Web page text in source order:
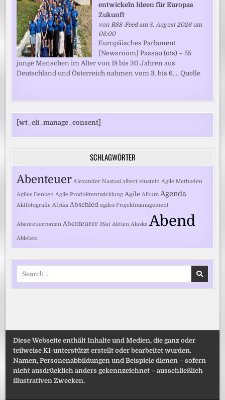
entwickeln Ideen für Europas
Zukunft
vonRSS-Feedam 8. August 2026 um
03:00
Europäisches Parlament
[Newsroom] Passau (ots) – 55
junge Menschen im Alter von 18 bis 30 Jahren aus
Deutschland und Österreich nahmen vom 3. bis 6.... Quelle
[wt_cli_manage_consent]
SCHLAGWÖRTER
Abenteuer Alexander Nastasi albert einstein Agile Methoden
Agiles Denken Agile Produktentwicklung Agile Album Agenda
Aktfotografie Afrika Abschied agiles Projektmanagement
Abenteuerroman Abenteurer 3Sat Aktien Alaska Abend
Ableben
Search
Diese Webseite enthält Inhalte und Medien, die ganz oder
teilweise KI-unterstützt erstellt oder bearbeitet wurden.
Namen, Personenabbildungen und Beispiele dienen – sofern
nicht ausdrücklich anders gekennzeichnet – ausschließlich
illustrativen Zwecken.